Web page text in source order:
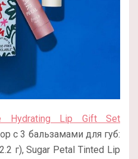
Hydrating Lip Gift Set
с 3 бальзамами для губ:
г), Sugar Petal Tinted Lip